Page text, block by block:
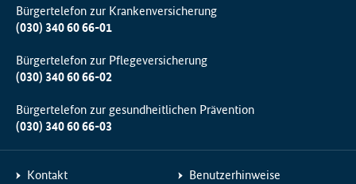
Bürgertelefon zur Krankenversicherung
(030) 340 60 66-01
Bürgertelefon zur Pflegeversicherung
(030) 340 60 66-02
Bürgertelefon zur gesundheitlichen Prävention
(030) 340 60 66-03
Kontakt Benutzerhinweise